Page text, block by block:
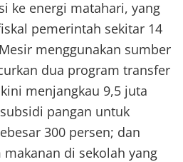
ke energi matahari, yang
pemerintah sekitar 14
menggunakan sumber
dua program transfer
menjangkau 9,5 juta
pangan untuk
300 persen; dan
di sekolah yang